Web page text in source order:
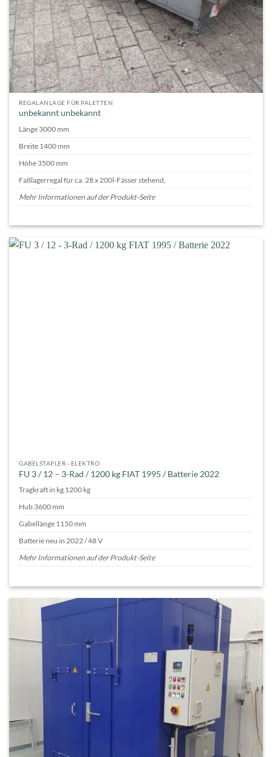
REGALANLAGE FÜR PALETTEN
unbekannt unbekannt
Länge 3000 mm
Breite 1400 mm
Höhe 3500 mm
Faßlagerregal für ca. 28 x 200l-Fässer stehend,
Mehr Informationen auf der Produkt-Seite
GABELSTAPLER - ELEKTRO
FU 3 / 12 – 3-Rad / 1200 kg FIAT 1995 / Batterie 2022
Tragkraft in kg 1200 kg
Hub 3600 mm
Gabellänge 1150 mm
Batterie neu in 2022 / 48 V
Mehr Informationen auf der Produkt-Seite